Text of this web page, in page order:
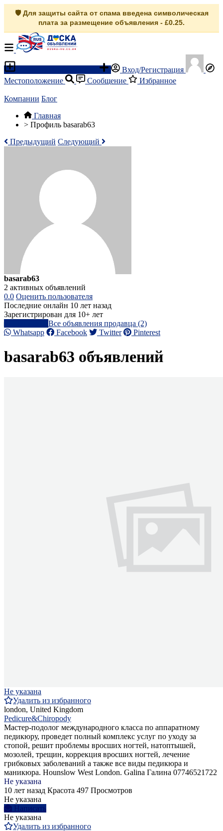
🛡️ Для защиты сайта от спама введена символическая
плата за размещение объявления - £0.25.
Вход/Регистрация
Местоположение
Сообщение Избранное
Компании Блог
Главная
> Профиль basarab63
Предыдущий Следующий
basarab63
2 активных объявлений
0.0 Оценить пользователя
Последние онлайн 10 лет назад
Зарегистрирован для 10+ лет
Все объявления продавца (2)
Whatsapp
Facebook Twitter Pinterest
basarab63 объявлений
Не указана
Удалить из избранного
london, United Kingdom
Pedicure&Chiropody
Мастер-подолог международного класса по аппаратному
педикюру, проведет полный комплекс услуг по уходу за
стопой, решит проблемы вросших ногтей, натоптышей,
мозолей, трещин, коррекция вросших ногтей, лечение
грибковых заболеваний а также все виды педикюра и
маникюра. Hounslow West London. Galina Галина 07746521722
Не указана
10 лет назад Красота 497 Просмотров
Не указана
Написать
Не указана
Удалить из избранного